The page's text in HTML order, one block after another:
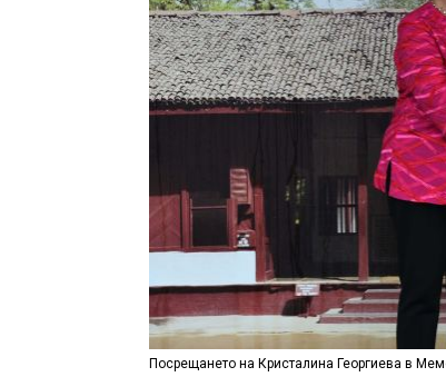
Посрещането на Кристалина Георгиева в